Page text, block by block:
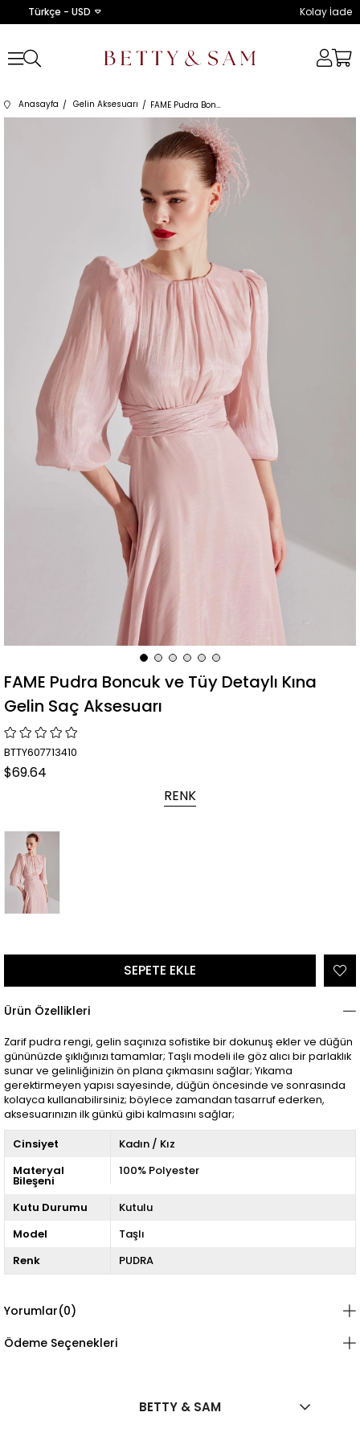
Türkçe - USD Kolay İade
Anasayfa Gelin Aksesuarı FAME Pudra Boncuk ve Tüy Detaylı Kına Gelin Saç Aksesuarı
FAME Pudra Boncuk ve Tüy Detaylı Kına
Gelin Saç Aksesuarı
BTTY607713410
$69.64
RENK
Ürün Özellikleri
Zarif pudra rengi, gelin saçınıza sofistike bir dokunuş ekler ve düğün
gününüzde şıklığınızı tamamlar; Taşlı modeli ile göz alıcı bir parlaklık
sunar ve gelinliğinizin ön plana çıkmasını sağlar; Yıkama
gerektirmeyen yapısı sayesinde, düğün öncesinde ve sonrasında
kolayca kullanabilirsiniz; böylece zamandan tasarruf ederken,
aksesuarınızın ilk günkü gibi kalmasını sağlar;
Cinsiyet
Kadın / Kız
Materyal
Bileşeni
100% Polyester
Kutu Durumu
Kutulu
Model
Taşlı
Renk
PUDRA
Yorumlar(0)
Ödeme Seçenekleri
BETTY & SAM